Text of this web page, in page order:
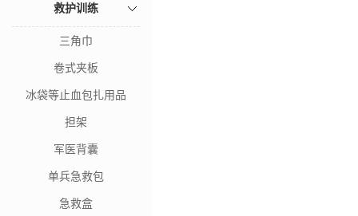
救护训练
三角巾
卷式夹板
冰袋等止血包扎用品
担架
军医背囊
单兵急救包
急救盒